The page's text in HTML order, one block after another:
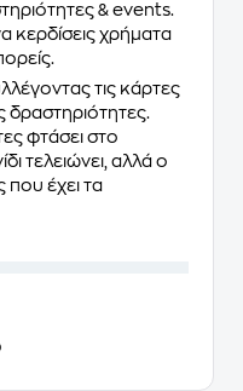
& events.
κερδίσεις χρήματα
τις κάρτες
δραστηριότητες.
φτάσει στο
τελειώνει, αλλά ο
που έχει τα